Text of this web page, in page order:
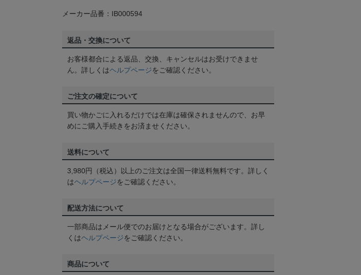
メーカー品番：IB000594
返品・交換について
お客様都合による返品、交換、キャンセルはお受けできませ
ん。詳しくはヘルプページをご確認ください。
ご注文の確定について
買い物かごに入れるだけでは在庫は確保されませんので、お早
めにご購入手続きをお済ませください。
送料について
3,980円（税込）以上のご注文は全国一律送料無料です。詳しく
はヘルプページをご確認ください。
配送方法について
一部商品はメール便でのお届けとなる場合がございます。詳し
くはヘルプページをご確認ください。
商品について